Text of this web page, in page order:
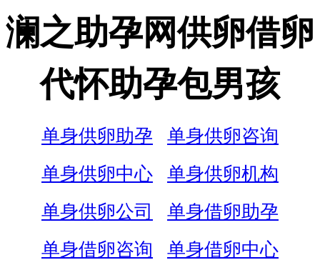
澜之助孕网供卵借卵
代怀助孕包男孩
单身供卵助孕
单身供卵咨询
单身供卵中心
单身供卵机构
单身供卵公司
单身借卵助孕
单身借卵咨询
单身借卵中心